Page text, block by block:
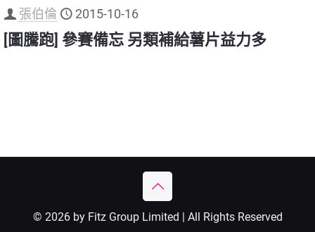
張伯倫 2015-10-16
[圖騰跑] 參賽備忘 另類補給薯片益力多
© 2026 by Fitz Group Limited | All Rights Reserved